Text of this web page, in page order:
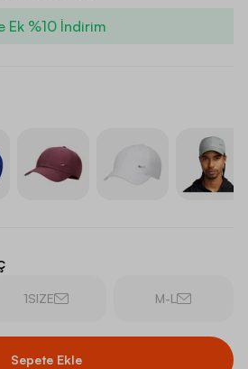
Ek %10 İndirim
1SIZE M-L
Sepete Ekle